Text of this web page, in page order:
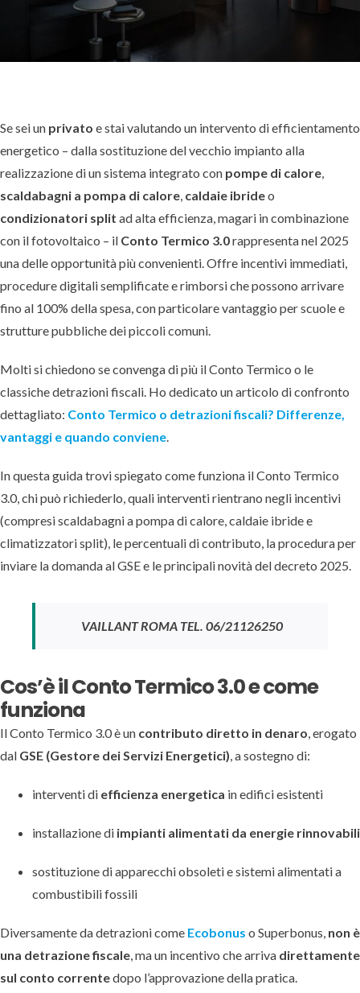
Se sei un privato e stai valutando un intervento di efficientamento
energetico – dalla sostituzione del vecchio impianto alla
realizzazione di un sistema integrato con pompe di calore,
scaldabagni a pompa di calore, caldaie ibrideo
condizionatori split ad alta efficienza, magari in combinazione
con il fotovoltaico – il Conto Termico 3.0rappresenta nel 2025
una delle opportunità più convenienti. Offre incentivi immediati,
procedure digitali semplificate e rimborsi che possono arrivare
fino al 100% della spesa, con particolare vantaggio per scuole e
strutture pubbliche dei piccoli comuni.
Molti si chiedono se convenga di più il Conto Termico o le
classiche detrazioni fiscali. Ho dedicato un articolo di confronto
dettagliato: Conto Termico o detrazioni fiscali? Differenze,
vantaggi e quando conviene.
In questa guida trovi spiegato come funziona il Conto Termico
3.0, chi può richiederlo, quali interventi rientrano negli incentivi
(compresi scaldabagni a pompa di calore, caldaie ibride e
climatizzatori split), le percentuali di contributo, la procedura per
inviare la domanda al GSE e le principali novità del decreto 2025.
VAILLANT ROMA TEL. 06/21126250
Cos’è il Conto Termico 3.0 e come
funziona
Il Conto Termico 3.0 è un contributo diretto in denaro, erogato
dal GSE (Gestore dei Servizi Energetici), a sostegno di:
interventi di efficienza energetica in edifici esistenti
installazione di impianti alimentati da energie rinnovabili
sostituzione di apparecchi obsoleti e sistemi alimentati a
combustibili fossili
Diversamente da detrazioni come Ecobonus o Superbonus, non è
una detrazione fiscale, ma un incentivo che arriva direttamente
sul conto correntedopo l’approvazione della pratica.